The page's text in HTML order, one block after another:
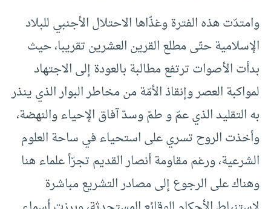
وامتدّت هذه الفترة وغذّاها الاحتلال الأجنبي للبلاد
الإسلامية حتّى مطلع القرين العشرين تقريبا، حيث
بدأت الأصوات ترتفع مطالبة بالعودة إلى الاجتهاد
لمواكبة العصر وإنقاذ الأمّة من مخاطر البوار الذي ينذر
به التقليد الذي عمّ و طمّ وسدّ آفاق الإحياء والنهضة،
وأخذت الروح تسري على استحياء في ساحة العلوم
الشرعية، ورغم مقاومة أنصار القديم تجرّأ علماء هنا
وهناك على الرجوع إلى مصادر التشريع مباشرة